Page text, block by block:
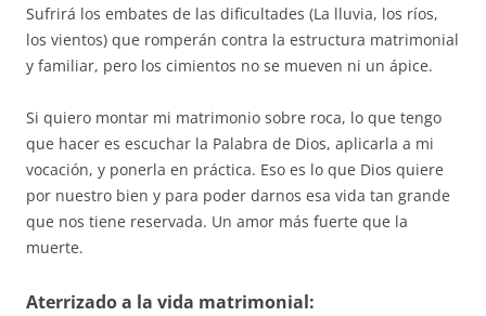
Sufrirá los embates de las dificultades (La lluvia, los ríos,
los vientos) que romperán contra la estructura matrimonial
y familiar, pero los cimientos no se mueven ni un ápice.
Si quiero montar mi matrimonio sobre roca, lo que tengo
que hacer es escuchar la Palabra de Dios, aplicarla a mi
vocación, y ponerla en práctica. Eso es lo que Dios quiere
por nuestro bien y para poder darnos esa vida tan grande
que nos tiene reservada. Un amor más fuerte que la
muerte.
Aterrizado a la vida matrimonial: